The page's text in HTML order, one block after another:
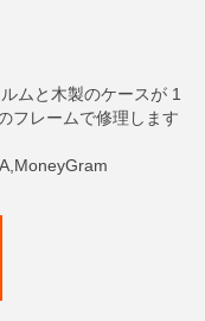
ムと木製のケースが 1
フレームで修理します